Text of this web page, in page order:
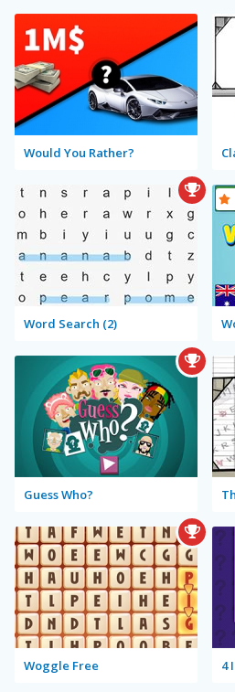
Would You Rather?
Word Search (2)
Guess Who?
Woggle Free 4